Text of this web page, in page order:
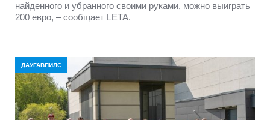
найденного и убранного своими руками, можно выиграть
200 евро, – сообщает LETA.
ДАУГАВПИЛС